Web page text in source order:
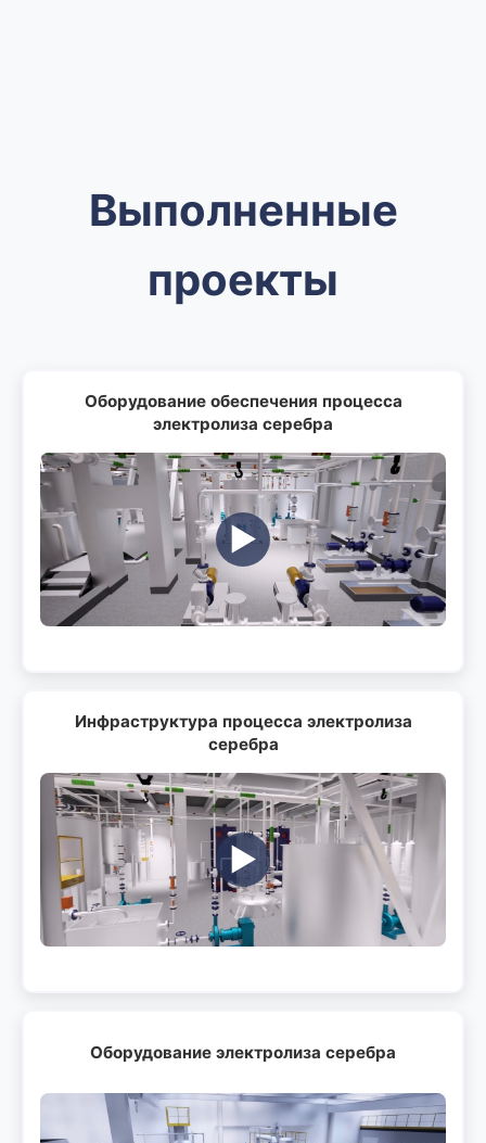
Выполненные
проекты
Оборудование обеспечения процесса
электролиза серебра
▶️
Инфраструктура процесса электролиза
серебра
▶️
Оборудование электролиза серебра